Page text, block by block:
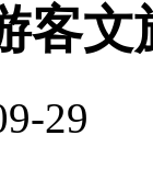
客
29